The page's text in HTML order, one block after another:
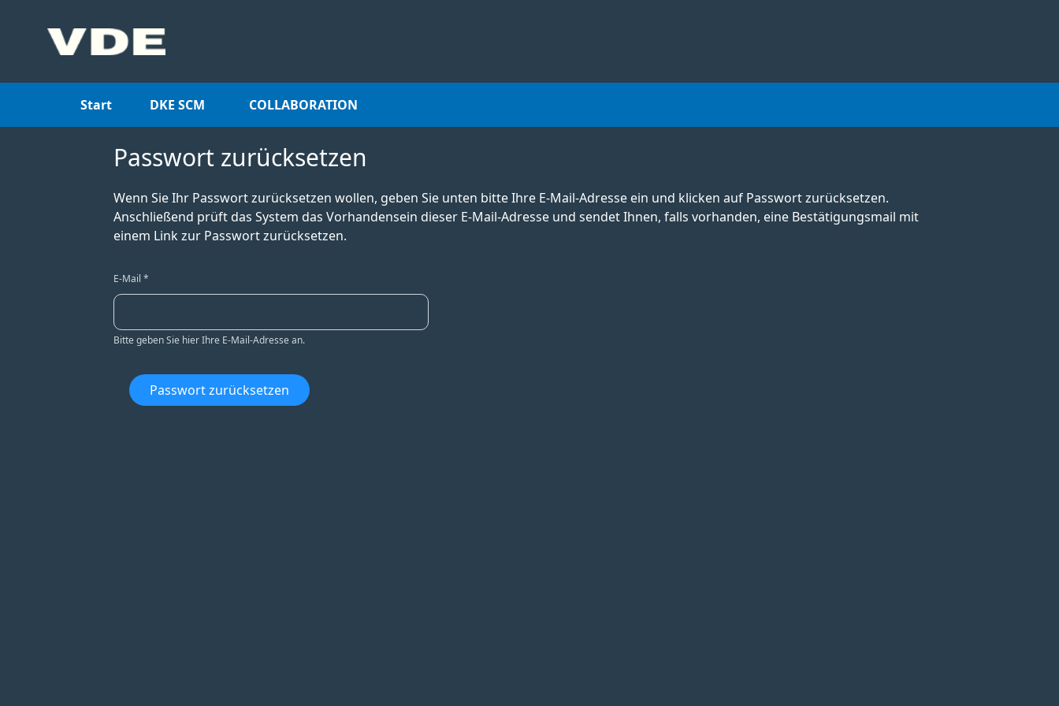
Start DKE SCM COLLABORATION
Passwort zurücksetzen
Wenn Sie Ihr Passwort zurücksetzen wollen, geben Sie unten bitte Ihre E-Mail-Adresse ein und klicken auf Passwort zurücksetzen.
Anschließend prüft das System das Vorhandensein dieser E-Mail-Adresse und sendet Ihnen, falls vorhanden, eine Bestätigungsmail mit
einem Link zur Passwort zurücksetzen.
E-Mail *
Bitte geben Sie hier Ihre E-Mail-Adresse an.